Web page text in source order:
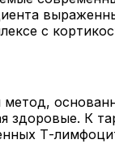
с
здоровые. К
Т-